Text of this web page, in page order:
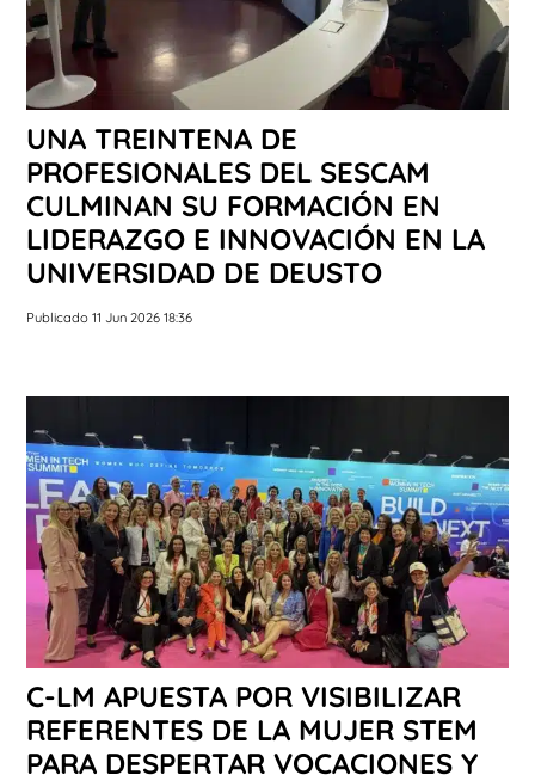
UNA TREINTENA DE
PROFESIONALES DEL SESCAM
CULMINAN SU FORMACIÓN EN
LIDERAZGO E INNOVACIÓN EN LA
UNIVERSIDAD DE DEUSTO
Publicado 11 Jun 2026 18:36
C-LM APUESTA POR VISIBILIZAR
REFERENTES DE LA MUJER STEM
PARA DESPERTAR VOCACIONES Y